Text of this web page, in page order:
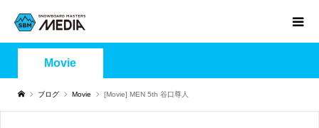
Movie
ブログ Movie [Movie] MEN 5th 谷口尊人